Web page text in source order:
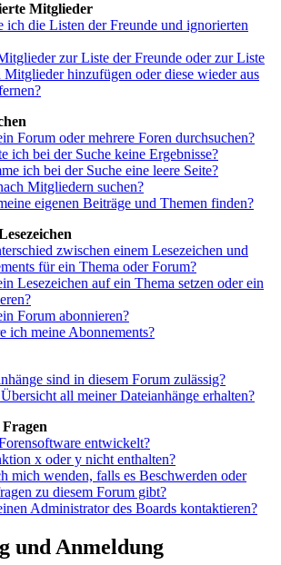
Mitglieder
ich die Listen der Freunde und ignorierten
zur Liste der Freunde oder zur Liste
Mitglieder hinzufügen oder diese wieder aus
Forum oder mehrere Foren durchsuchen?
ich bei der Suche keine Ergebnisse?
ich bei der Suche eine leere Seite?
Mitgliedern suchen?
eigenen Beiträge und Themen finden?
zwischen einem Lesezeichen und
für ein Thema oder Forum?
Lesezeichen auf ein Thema setzen oder ein
Forum abonnieren?
ich meine Abonnements?
sind in diesem Forum zulässig?
all meiner Dateianhänge erhalten?
entwickelt?
x oder y nicht enthalten?
mich wenden, falls es Beschwerden oder
zu diesem Forum gibt?
Administrator des Boards kontaktieren?
und Anmeldung